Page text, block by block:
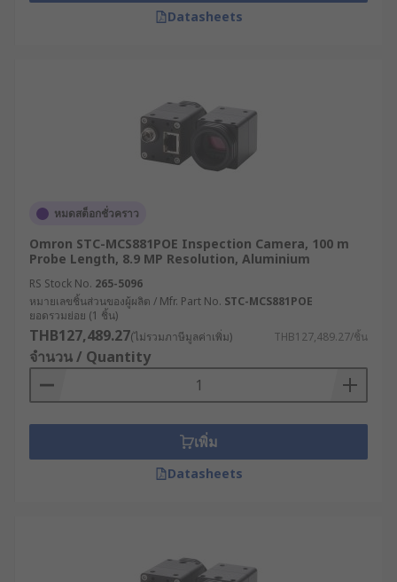
กล้องที่มีมาตรฐาน IP67 หรือสูงกว่า
RS จำหน่าย Inspection Camera
หรือกล้องงูราคาถูก คุณภาพ
ต้องการซื้อกล้องงูทุกชนิด ไม่ว่าจะเป็นกล้องงูส่องท่อ
กล้องงูไร้สาย กล้องงูพร้อมจอ หรือกล้องประเภทอื่น ๆ
เพื่อใช้ในงานอุตสาหกรรม สามารถเลือกซื้อได้สะดวก
ตลอด 24 ชม. ที่เว็บไซต์ RS เราคือผู้ผลิตและจัดจำหน่าย
กล้องสำหรับใช้ในที่แคบคุณภาพสูงจากหลากหลาย
แบรนด์ชั้นนำ เช่น RS PRO, Omron และ Laserliner
ในราคาย่อมเยา พร้อมบริการจัดส่งทั่วประเทศ หรือ
ปรึกษาผู้เชี่ยวชาญด้านผลิตภัณฑ์ เพื่อขอรับคำแนะนำ
อุตสาหกรรมของคุณได้เลย
Datasheets
หมดสต็อกชั่วคราว
Omron STC-MCS881POE Inspection Camera, 100 m
Probe Length, 8.9 MP Resolution, Aluminium
RS Stock No. 265-5096
หมายเลขชิ้นส่วนของผู้ผลิต / Mfr. Part No. STC-MCS881POE
ยอดรวมย่อย (1 ชิ้น)
THB127,489.27(ไม่รวมภาษีมูลค่าเพิ่ม) THB127,489.27/ชิ้น
จำนวน / Quantity
เพิ่ม
Datasheets